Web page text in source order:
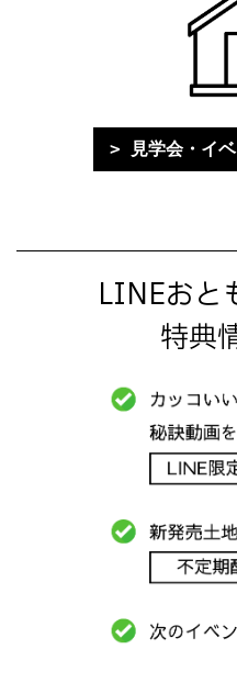
見学会・イ
LINEおと
特典